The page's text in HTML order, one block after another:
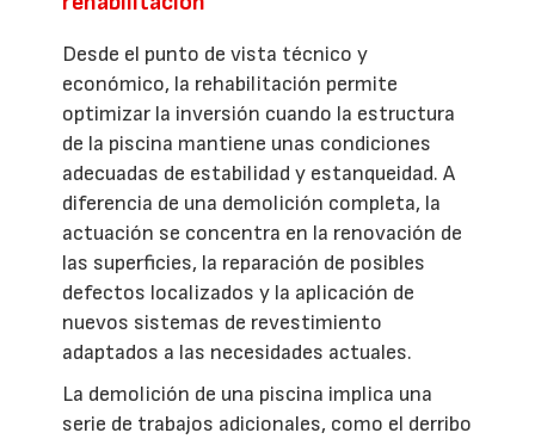
Desde el punto de vista técnico y
económico, la rehabilitación permite
optimizar la inversión cuando la estructura
de la piscina mantiene unas condiciones
adecuadas de estabilidad y estanqueidad. A
diferencia de una demolición completa, la
actuación se concentra en la renovación de
las superficies, la reparación de posibles
defectos localizados y la aplicación de
nuevos sistemas de revestimiento
adaptados a las necesidades actuales.
La demolición de una piscina implica una
serie de trabajos adicionales, como el derribo